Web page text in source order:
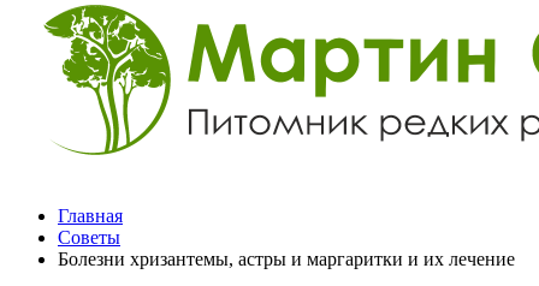
Главная
Советы
Болезни хризантемы, астры и маргаритки и их лечение